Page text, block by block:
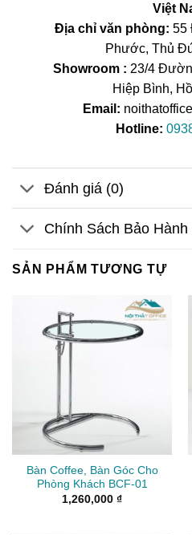
Việt
Địa chỉ văn phòng: 55
Phước, Thủ
Showroom : 23/4
Hiệp Bình,
Email:
Hotline:
Đánh giá (0)
Chính Sách Bảo Hành
SẢN PHẨM TƯƠNG TỰ
Bàn Coffee, Bàn Góc Cho
Phòng Khách BCF-01
1,260,000 ₫